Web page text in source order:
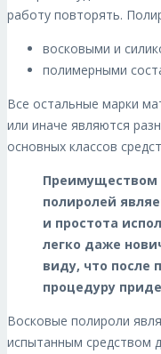
работу повторять.
восковыми и
полимерными
Все остальные марки
или иначе являются
основных классов
Преимуществом
полиролей
и простота
легко даже
виду, что после
процедуру
Восковые полироли
испытанным средством